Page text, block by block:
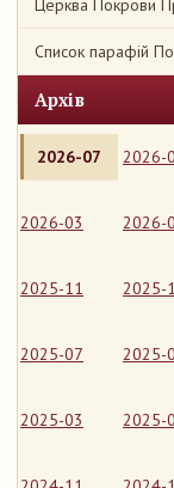
Церква Покрови
Список парафій
Архів
2026-07 2026-
2026-03 2026-
2025-11 2025-
2025-07 2025-
2025-03 2025-